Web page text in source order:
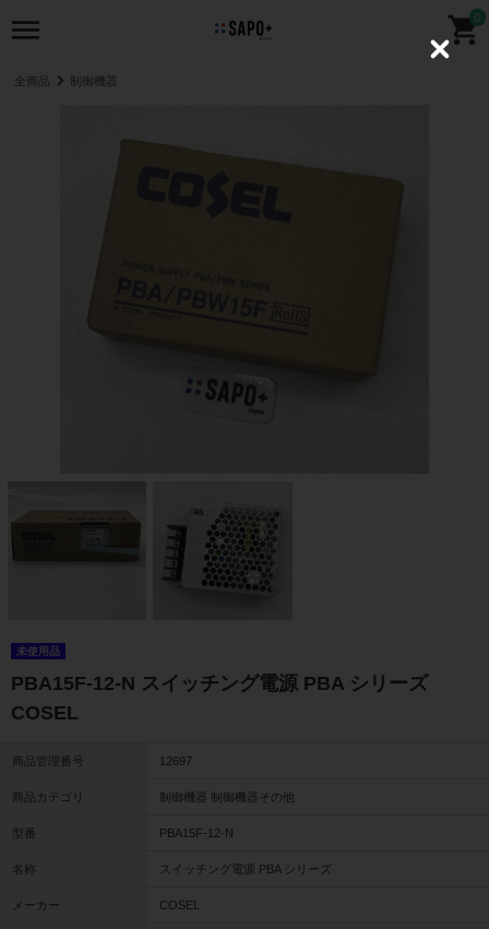
0
全商品 制御機器
未使用品
PBA15F-12-N スイッチング電源 PBA シリーズ
COSEL
商品管理番号 12697
商品カテゴリ 制御機器 制御機器その他
型番 PBA15F-12-N
名称 スイッチング電源 PBA シリーズ
メーカー COSEL
C